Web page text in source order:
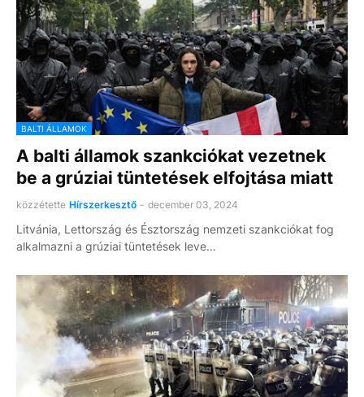
BALTI ÁLLAMOK
A balti államok szankciókat vezetnek
be a grúziai tüntetések elfojtása miatt
közzétette Hírszerkesztő - december 03, 2024
Litvánia, Lettország és Észtország nemzeti szankciókat fog
alkalmazni a grúziai tüntetések leve…